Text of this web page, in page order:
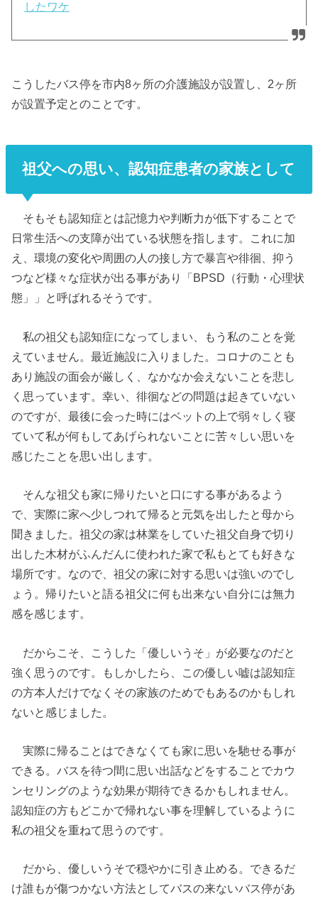
したワケ
こうしたバス停を市内8ヶ所の介護施設が設置し、2ヶ所
が設置予定とのことです。
祖父への思い、認知症患者の家族として
そもそも認知症とは記憶力や判断力が低下することで
日常生活への支障が出ている状態を指します。これに加
え、環境の変化や周囲の人の接し方で暴言や徘徊、抑う
つなど様々な症状が出る事があり「BPSD（行動・心理状
態」」と呼ばれるそうです。
私の祖父も認知症になってしまい、もう私のことを覚
えていません。最近施設に入りました。コロナのことも
あり施設の面会が厳しく、なかなか会えないことを悲し
く思っています。幸い、徘徊などの問題は起きていない
のですが、最後に会った時にはベットの上で弱々しく寝
ていて私が何もしてあげられないことに苦々しい思いを
感じたことを思い出します。
そんな祖父も家に帰りたいと口にする事があるよう
で、実際に家へ少しつれて帰ると元気を出したと母から
聞きました。祖父の家は林業をしていた祖父自身で切り
出した木材がふんだんに使われた家で私もとても好きな
場所です。なので、祖父の家に対する思いは強いのでし
ょう。帰りたいと語る祖父に何も出来ない自分には無力
感を感じます。
だからこそ、こうした「優しいうそ」が必要なのだと
強く思うのです。もしかしたら、この優しい嘘は認知症
の方本人だけでなくその家族のためでもあるのかもしれ
ないと感じました。
実際に帰ることはできなくても家に思いを馳せる事が
できる。バスを待つ間に思い出話などをすることでカウ
ンセリングのような効果が期待できるかもしれません。
認知症の方もどこかで帰れない事を理解しているように
私の祖父を重ねて思うのです。
だから、優しいうそで穏やかに引き止める。できるだ
け誰もが傷つかない方法としてバスの来ないバス停があ